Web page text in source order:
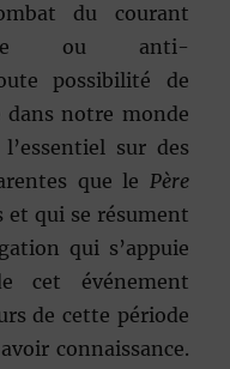
du courant
ou anti-
possibilité de
notre monde
sur des
que le Père
et qui se résument
qui s’appuie
cet événement
de cette période
connaissance.